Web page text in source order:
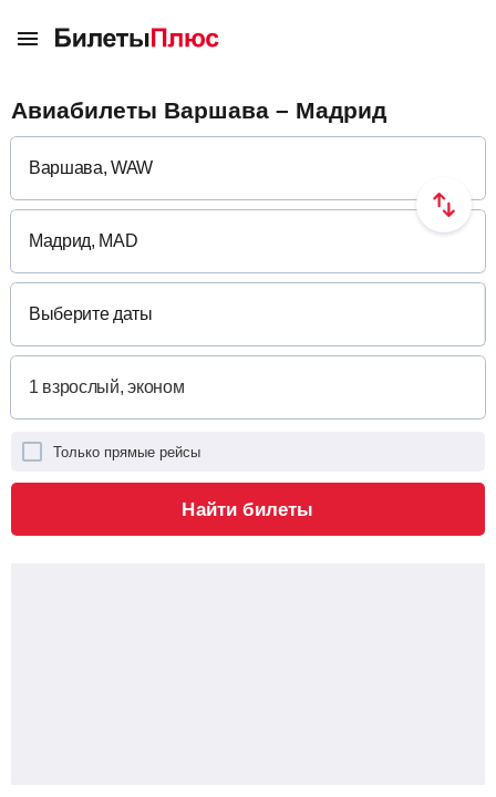
Авиабилеты Варшава – Мадрид
Выберите даты
Только прямые рейсы
Найти билеты